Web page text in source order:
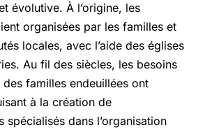
évolutive. À l’origine, les
organisées par les familles et
locales, avec l’aide des églises
Au fil des siècles, les besoins
des familles endeuillées ont
à la création de
spécialisés dans l’organisation